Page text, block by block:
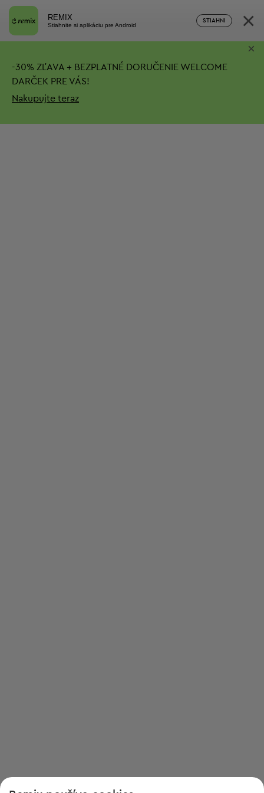
REMIX
Stiahnite si aplikáciu pre Android
STIAHNI ×
-30% ZĽAVA + BEZPLATNÉ DORUČENIE WELCOME
DARČEK PRE VÁS!
Nakupujte teraz
×